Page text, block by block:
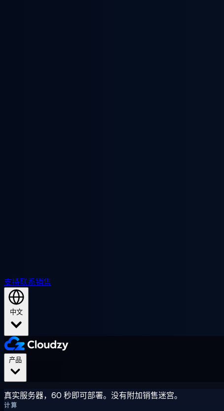
支持联系销售
中文
真实服务器，60 秒即可部署。没有附加销售迷宫。
计算